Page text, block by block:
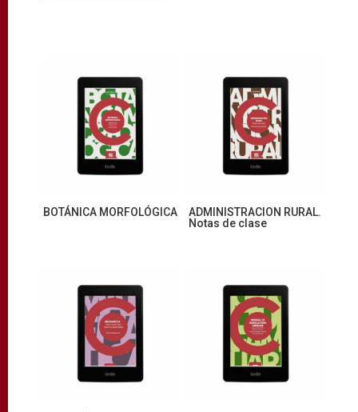
BOTÁNICA MORFOLÓGICA
ADMINISTRACION RURAL.
Notas de clase